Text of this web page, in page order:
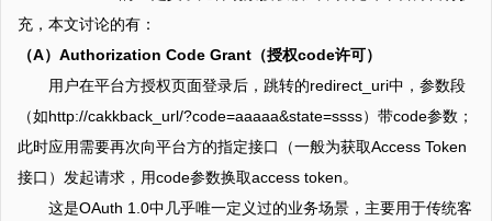
充，本文讨论的有：
（A）Authorization Code Grant（授权code许可）
用户在平台方授权页面登录后，跳转的redirect_uri中，参数段
（如http://cakkback_url/?code=aaaaa&state=ssss）带code参数；
此时应用需要再次向平台方的指定接口（一般为获取Access Token
接口）发起请求，用code参数换取access token。
这是OAuth 1.0中几乎唯一定义过的业务场景，主要用于传统客